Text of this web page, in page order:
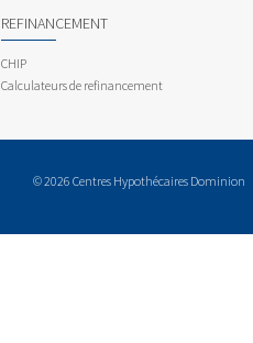
REFINANCEMENT
CHIP
Calculateurs de refinancement
© 2026 Centres Hypothécaires Dominion